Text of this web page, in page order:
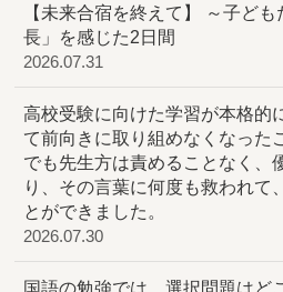
【未来合宿を終えて】 ～子ど
長」を感じた2日間
2026.07.31
高校受験に向けた学習が本格的
て前向きに取り組めなくなった
でも先生方は責めることなく、
り、その言葉に何度も救われて
とができました。
2026.07.30
国語の勉強では、選択問題はど